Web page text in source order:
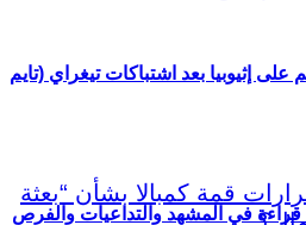
قراءة في المشهد والتداعيات والفرص
إثيوبيا بعد اشتباكات تيغراي (تايم